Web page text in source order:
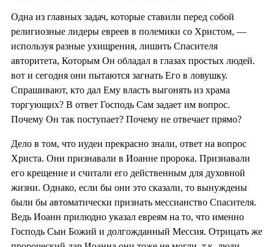
Одна из главных задач, которые ставили перед собой
религиозные лидеры евреев в полемики со Христом, —
используя разные ухищрения, лишить Спасителя
авторитета, Которым Он обладал в глазах простых людей.
вот и сегодня они пытаются загнать Его в ловушку.
Спрашивают, кто дал Ему власть выгонять из храма
торгующих? В ответ Господь Сам задает им вопрос.
Почему Он так поступает? Почему не отвечает прямо?
Дело в том, что иудеи прекрасно знали, ответ на вопрос
Христа. Они признавали в Иоанне пророка. Признавали
его крещение и считали его действенным для духовной
жизни. Однако, если бы они это сказали, то вынуждены
были бы автоматически признать мессианство Спасителя.
Ведь Иоанн прилюдно указал евреям на то, что именно
Господь Сын Божий и долгожданный Мессия. Отрицать же